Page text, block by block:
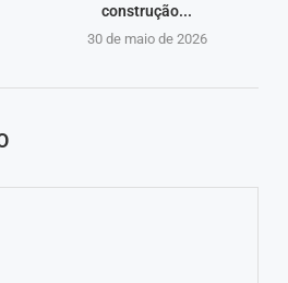
construção...
30 de maio de 2026